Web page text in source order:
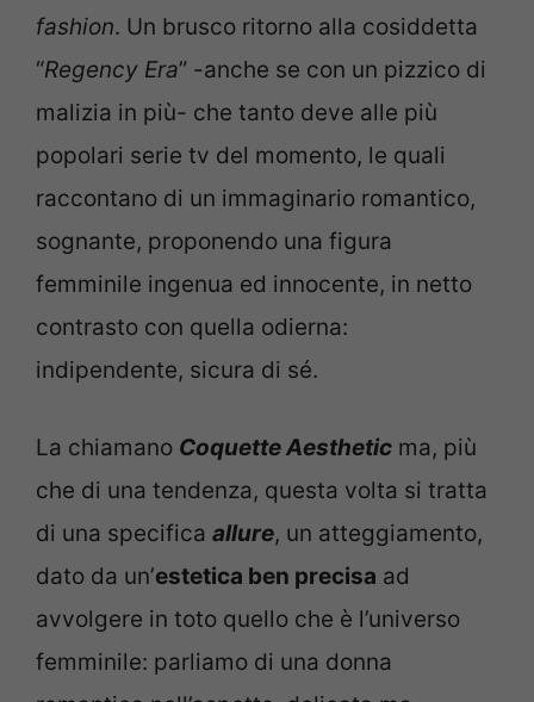
fashion. Un brusco ritorno alla cosiddetta
“Regency Era” -anche se con un pizzico di
malizia in più- che tanto deve alle più
popolari serie tv del momento, le quali
raccontano di un immaginario romantico,
sognante, proponendo una figura
femminile ingenua ed innocente, in netto
contrasto con quella odierna:
indipendente, sicura di sé.
La chiamano Coquette Aesthetic ma, più
che di una tendenza, questa volta si tratta
di una specifica allure, un atteggiamento,
dato da un’estetica ben precisa ad
avvolgere in toto quello che è l’universo
femminile: parliamo di una donna